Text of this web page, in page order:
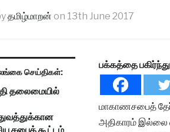
தமிழ்மாறன் on 13th June 2017
செய்திகள்:
பக்கத்தை
மாகாணசபைத்
அதிகாரம் இல்லை